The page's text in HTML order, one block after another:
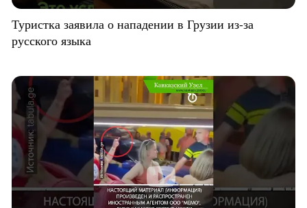
Туристка заявила о нападении в Грузии из-за
русского языка